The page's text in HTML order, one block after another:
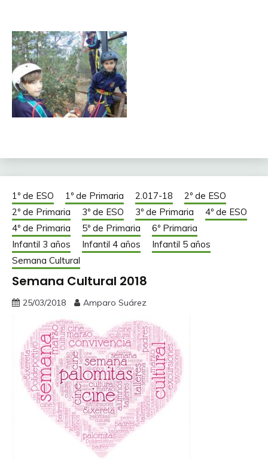
1º de ESO 1º de Primaria 2.017-18
2º de ESO
2º de Primaria
3º de ESO 3º de Primaria
4º de ESO
4º de Primaria
5º de Primaria
6º Primaria
Infantil 3 años
Infantil 4 años
Infantil 5 años
Semana Cultural
Semana Cultural 2018
25/03/2018 Amparo Suárez